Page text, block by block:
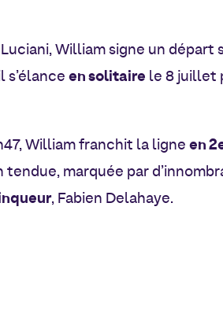
William signe un
s’élanceen solitaire le 8 juillet
William franchit la ligneen
tendue, marquée par
, Fabien Delahaye.